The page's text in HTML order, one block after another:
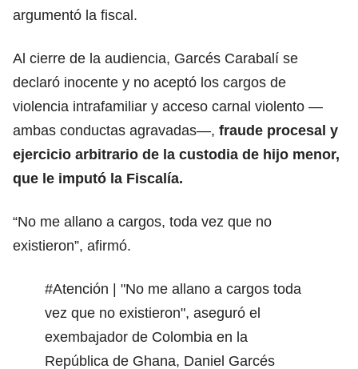
argumentó la fiscal.
Al cierre de la audiencia, Garcés Carabalí se
declaró inocente y no aceptó los cargos de
violencia intrafamiliar y acceso carnal violento —
ambas conductas agravadas—, fraude procesal y
ejercicio arbitrario de la custodia de hijo menor,
que le imputó la Fiscalía.
“No me allano a cargos, toda vez que no
existieron”, afirmó.
#Atención | "No me allano a cargos toda
vez que no existieron", aseguró el
exembajador de Colombia en la
República de Ghana, Daniel Garcés